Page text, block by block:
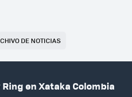
DE NOTICIAS
en Xataka Colombia